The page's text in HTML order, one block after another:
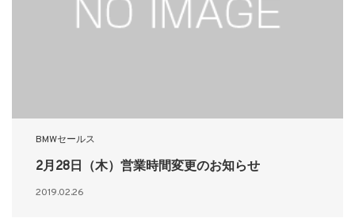
BMWセールス
2月28日（木）営業時間変更のお知らせ
2019.02.26